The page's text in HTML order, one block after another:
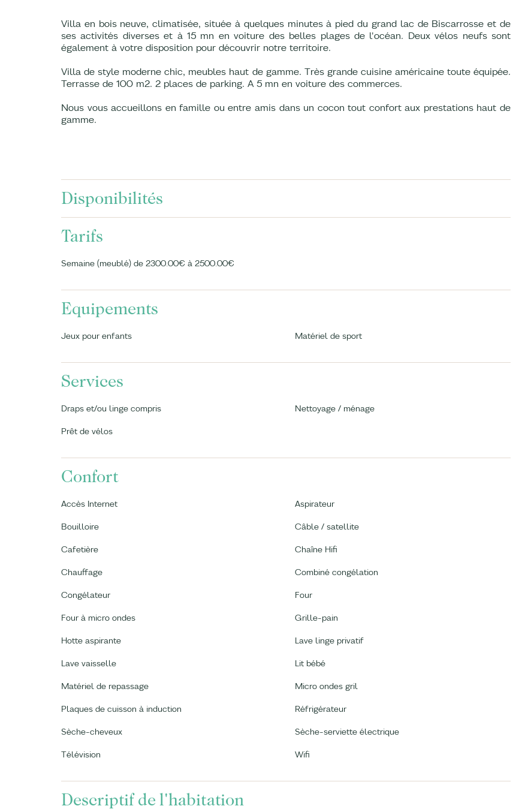
Villa en bois neuve, climatisée, située à quelques minutes à pied du grand lac de Biscarrosse et de
ses activités diverses et à 15 mn en voiture des belles plages de l'océan. Deux vélos neufs sont
également à votre disposition pour découvrir notre territoire.
Villa de style moderne chic, meubles haut de gamme. Très grande cuisine américaine toute équipée.
Terrasse de 100 m2. 2 places de parking. A 5 mn en voiture des commerces.
Nous vous accueillons en famille ou entre amis dans un cocon tout confort aux prestations haut de
gamme.
Disponibilités
Tarifs
Semaine (meublé) de 2300.00€ à 2500.00€
Equipements
Jeux pour enfants Matériel de sport
Services
Draps et/ou linge compris Nettoyage / ménage
Prêt de vélos
Confort
Accès Internet Aspirateur
Bouilloire Câble / satellite
Cafetière Chaîne Hifi
Chauffage Combiné congélation
Congélateur Four
Four à micro ondes Grille-pain
Hotte aspirante Lave linge privatif
Lave vaisselle Lit bébé
Matériel de repassage Micro ondes gril
Plaques de cuisson à induction Réfrigérateur
Sèche-cheveux Sèche-serviette électrique
Télévision Wifi
Descriptif de l'habitation